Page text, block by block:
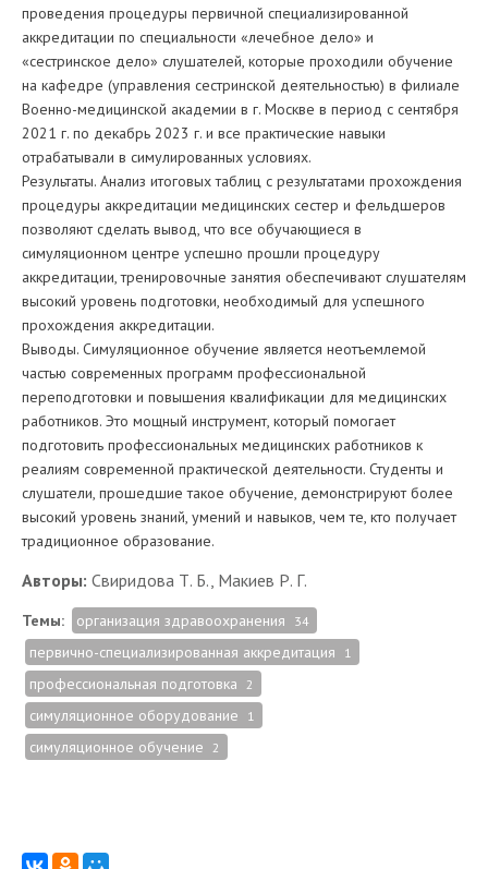
проведения процедуры первичной специализированной
аккредитации по специальности «лечебное дело» и
«сестринское дело» слушателей, которые проходили обучение
на кафедре (управления сестринской деятельностью) в филиале
Военно-медицинской академии в г. Москве в период с сентября
2021 г. по декабрь 2023 г. и все практические навыки
отрабатывали в симулированных условиях.
Результаты. Анализ итоговых таблиц с результатами прохождения
процедуры аккредитации медицинских сестер и фельдшеров
позволяют сделать вывод, что все обучающиеся в
симуляционном центре успешно прошли процедуру
аккредитации, тренировочные занятия обеспечивают слушателям
высокий уровень подготовки, необходимый для успешного
прохождения аккредитации.
Выводы. Симуляционное обучение является неотъемлемой
частью современных программ профессиональной
переподготовки и повышения квалификации для медицинских
работников. Это мощный инструмент, который помогает
подготовить профессиональных медицинских работников к
реалиям современной практической деятельности. Студенты и
слушатели, прошедшие такое обучение, демонстрируют более
высокий уровень знаний, умений и навыков, чем те, кто получает
традиционное образование.
Авторы: Свиридова Т. Б., Макиев Р. Г.
Темы: организация здравоохранения 34
первично-специализированная аккредитация 1
профессиональная подготовка 2
симуляционное оборудование 1
симуляционное обучение 2